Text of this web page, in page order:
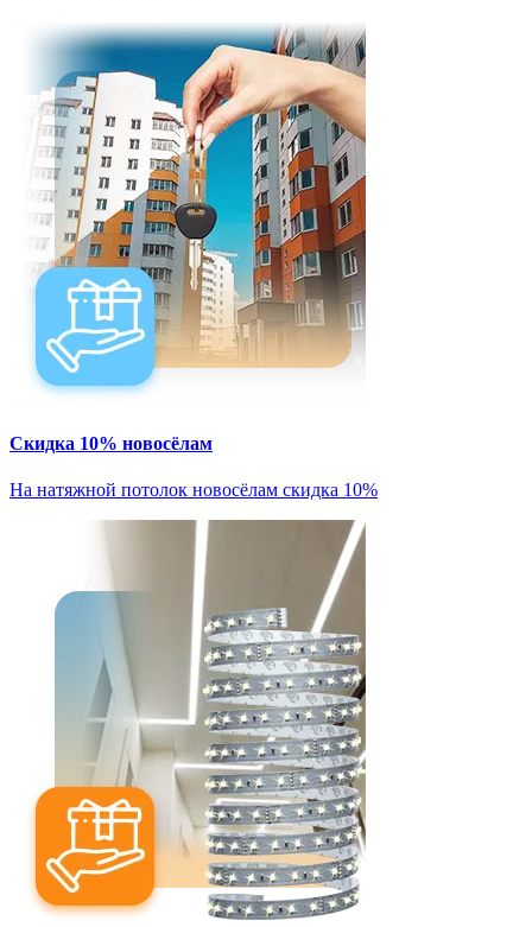
Скидка 10% новосёлам
На натяжной потолок новосёлам скидка 10%